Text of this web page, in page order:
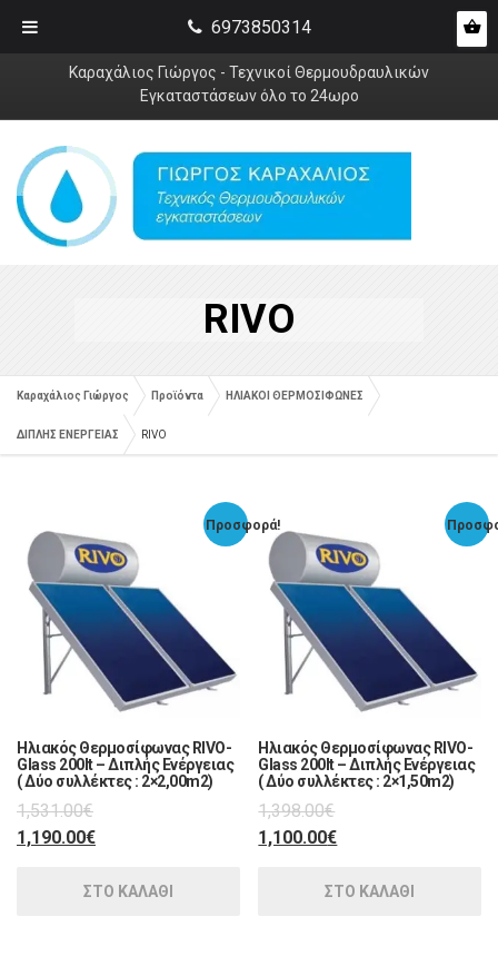
Καραχάλιος Γιώργος - Τεχνικοί Θερμουδραυλικών
Εγκαταστάσεων όλο το 24ωρο
RIVO
Καραχάλιος Γιώργος Προϊόντα ΗΛΙΑΚΟΙ ΘΕΡΜΟΣΙΦΩΝΕΣ
ΔΙΠΛΗΣ ΕΝΕΡΓΕΙΑΣ RIVO
Προσφορά!
Ηλιακός Θερμοσίφωνας RIVO-
Glass 200lt – Διπλής Ενέργειας
( Δύο συλλέκτες : 2×2,00m2)
1,531.00€
1,190.00€
ΣΤΟ ΚΑΛΑΘΙ
Ηλιακός Θερμοσίφωνας RIVO-
Glass 200lt – Διπλής Ενέργειας
( Δύο συλλέκτες : 2×1,50m2)
1,398.00€
1,100.00€
ΣΤΟ ΚΑΛΑΘΙ
6973850314